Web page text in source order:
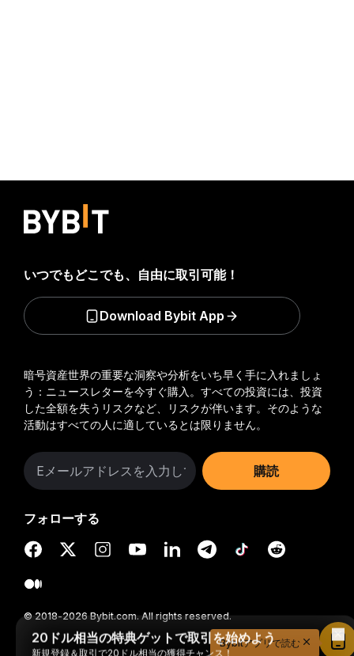
暗号資産世界の重要な洞察や分析をいち早く手に入れましょ
う：ニュースレターを今すぐ購入。 すべての投資には、投資
した全額を失うリスクなど、リスクが伴います。そのような
活動はすべての人に適しているとは限りません。
購読
フォローする
© 2018-2026 Bybit.com. All rights reserved.
いつでもどこでも、自由に取引可能！
Download Bybit App
20ドル相当の特典ゲットで取引を始めよう
新規登録＆取引で20ドル相当の獲得チャンス！Bybitアプリで読む